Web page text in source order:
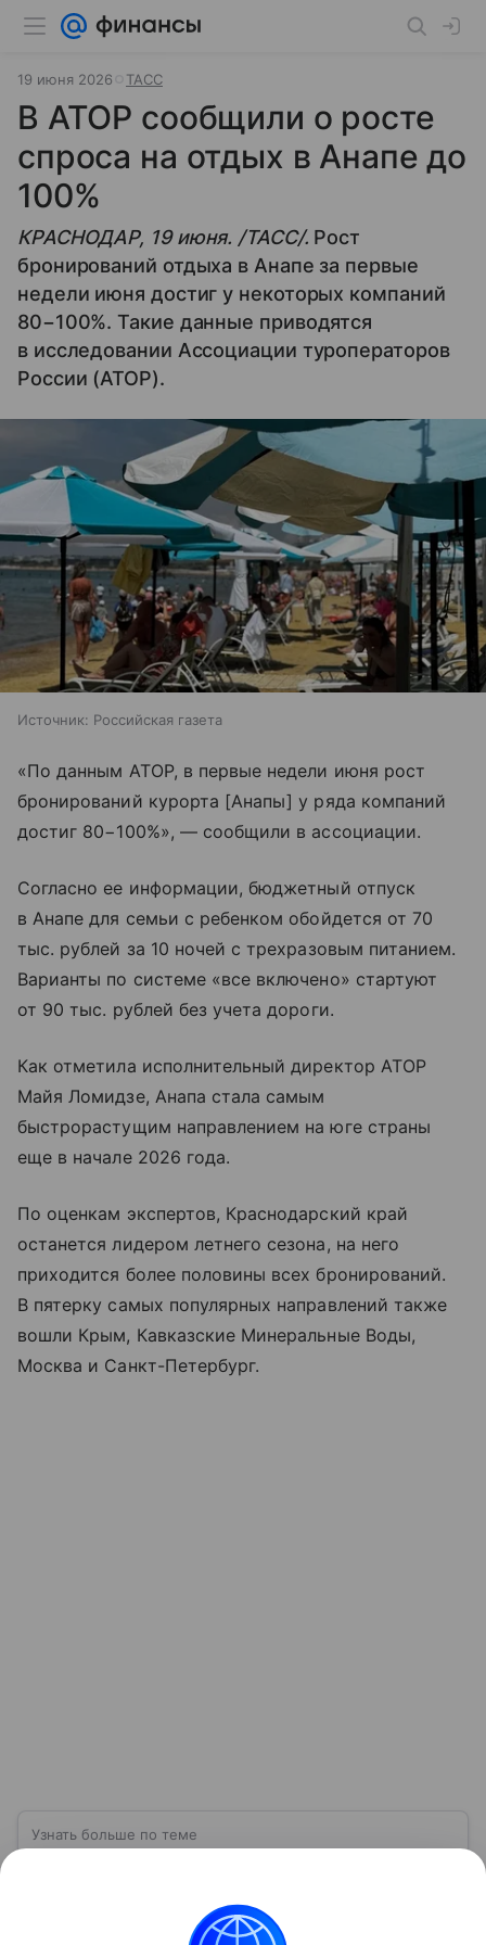
19 июня 2026 ТАСС
В АТОР сообщили о росте
спроса на отдых в Анапе до
100%
КРАСНОДАР, 19 июня. /ТАСС/. Рост
бронирований отдыха в Анапе за первые
недели июня достиг у некоторых компаний
80−100%. Такие данные приводятся
в исследовании Ассоциации туроператоров
России (АТОР).
Источник: Российская газета
«По данным АТОР, в первые недели июня рост
бронирований курорта [Анапы] у ряда компаний
достиг 80−100%», — сообщили в ассоциации.
Согласно ее информации, бюджетный отпуск
в Анапе для семьи с ребенком обойдется от 70
тыс. рублей за 10 ночей с трехразовым питанием.
Варианты по системе «все включено» стартуют
от 90 тыс. рублей без учета дороги.
Как отметила исполнительный директор АТОР
Майя Ломидзе, Анапа стала самым
быстрорастущим направлением на юге страны
еще в начале 2026 года.
По оценкам экспертов, Краснодарский край
останется лидером летнего сезона, на него
приходится более половины всех бронирований.
В пятерку самых популярных направлений также
вошли Крым, Кавказские Минеральные Воды,
Москва и Санкт-Петербург.
Узнать больше по теме
Перед выпуском новой продукции важно
проанализировать спрос, так как именно